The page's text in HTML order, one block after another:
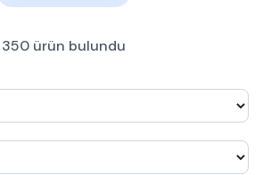
350 ürün bulundu